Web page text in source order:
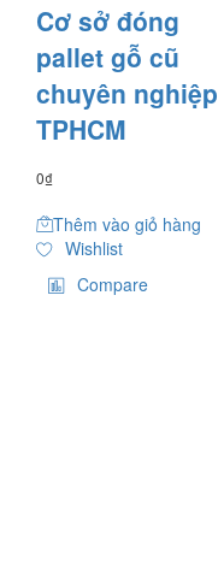
Cơ sở đóng
pallet gỗ cũ
chuyên nghiệp
TPHCM
0₫
Thêm vào giỏ hàng
Wishlist
Compare